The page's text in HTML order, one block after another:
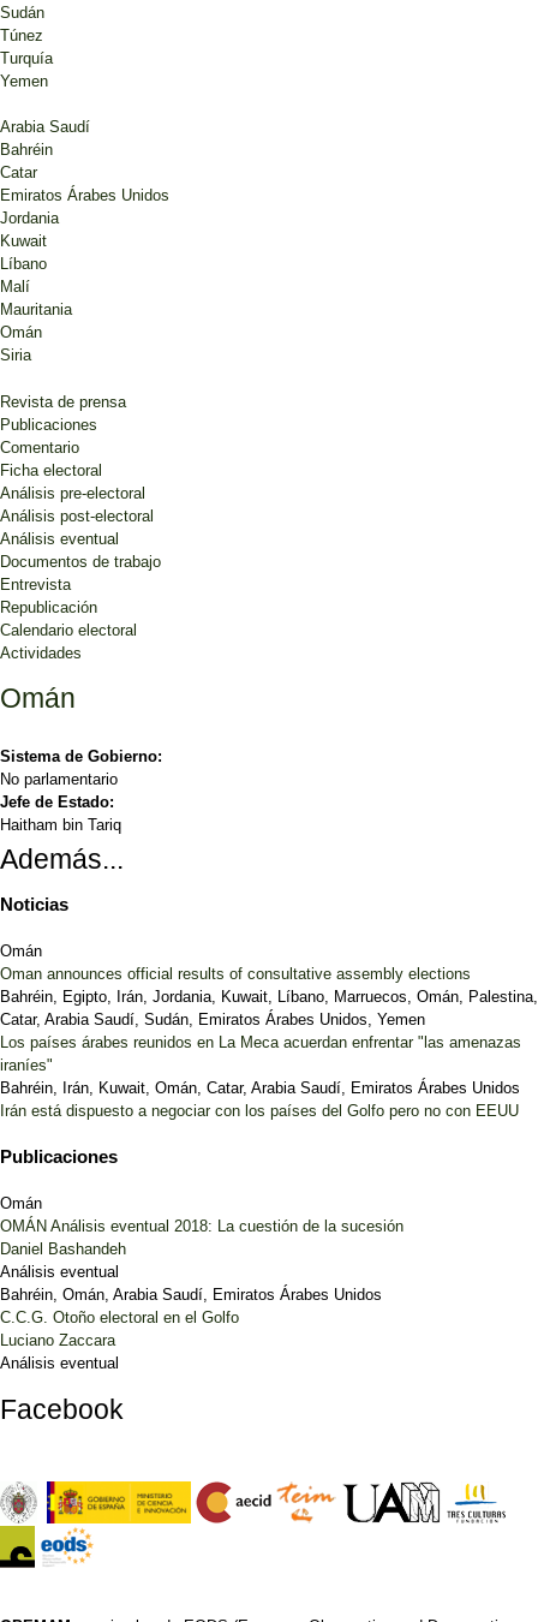
Sudán
Túnez
Turquía
Yemen
Arabia Saudí
Bahréin
Catar
Emiratos Árabes Unidos
Jordania
Kuwait
Líbano
Malí
Mauritania
Omán
Siria
Revista de prensa
Publicaciones
Comentario
Ficha electoral
Análisis pre-electoral
Análisis post-electoral
Análisis eventual
Documentos de trabajo
Entrevista
Republicación
Calendario electoral
Actividades
Omán
Sistema de Gobierno:
No parlamentario
Jefe de Estado:
Haitham bin Tariq
Además...
Noticias
Omán
Oman announces official results of consultative assembly elections
Bahréin, Egipto, Irán, Jordania, Kuwait, Líbano, Marruecos, Omán, Palestina,
Catar, Arabia Saudí, Sudán, Emiratos Árabes Unidos, Yemen
Los países árabes reunidos en La Meca acuerdan enfrentar "las amenazas
iraníes"
Bahréin, Irán, Kuwait, Omán, Catar, Arabia Saudí, Emiratos Árabes Unidos
Irán está dispuesto a negociar con los países del Golfo pero no con EEUU
Publicaciones
Omán
OMÁN Análisis eventual 2018: La cuestión de la sucesión
Daniel Bashandeh
Análisis eventual
Bahréin, Omán, Arabia Saudí, Emiratos Árabes Unidos
C.C.G. Otoño electoral en el Golfo
Luciano Zaccara
Análisis eventual
Facebook